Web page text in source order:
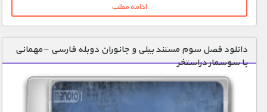
ادامه مطلب
دانلود فصل سوم مستند بیلی و جانوران دوبله فارسی – مهمانی
با سوسمار دراستخر